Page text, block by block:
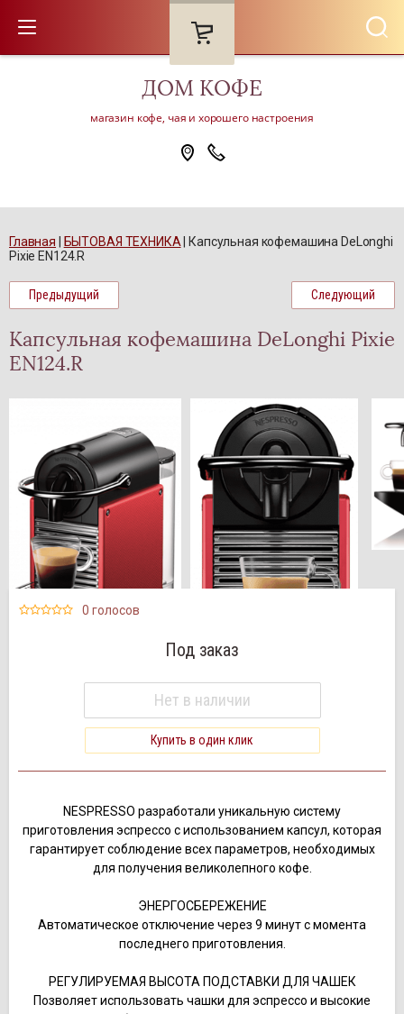
ДОМ KОФЕ
магазин кофе, чая и хорошего настроения
Главная БЫТОВАЯ ТЕХНИКА
Капсульная кофемашина DeLonghi
Pixie EN124.R
Предыдущий Следующий
Капсульная кофемашина DeLonghi Pixie
EN124.R
0 голосов
Под заказ
Нет в наличии
Купить в один клик
NESPRESSO разработали уникальную систему
приготовления эспрессо с использованием капсул, которая
гарантирует соблюдение всех параметров, необходимых
для получения великолепного кофе.
ЭНЕРГОСБЕРЕЖЕНИЕ
Автоматическое отключение через 9 минут с момента
последнего приготовления.
РЕГУЛИРУЕМАЯ ВЫСОТА ПОДСТАВКИ ДЛЯ ЧАШЕК
Позволяет использовать чашки для эспрессо и высокие